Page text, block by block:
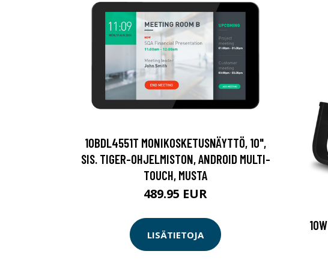
10BDL4551T MONIKOSKETUSNÄYTTÖ, 10",
SIS. TIGER-OHJELMISTON, ANDROID MULTI-
TOUCH, MUSTA
489.95 EUR
LISÄTIETOJA